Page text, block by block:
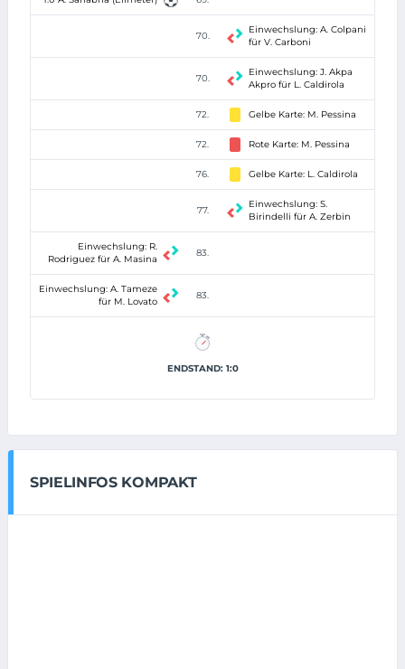
70.
Einwechslung: A. Colpani
für V. Carboni
70.
Einwechslung: J. Akpa
Akpro für L. Caldirola
72. Gelbe Karte: M. Pessina
72. Rote Karte: M. Pessina
76. Gelbe Karte: L. Caldirola
77.
Einwechslung: S.
Birindelli für A. Zerbin
Einwechslung: R.
Rodriguez für A. Masina
83.
Einwechslung: A. Tameze
für M. Lovato
83.
ENDSTAND: 1:0
SPIELINFOS KOMPAKT